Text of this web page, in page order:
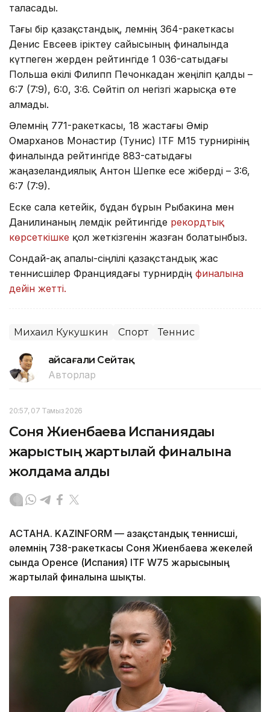
таласады.
Тағы бір қазақстандық, әлемнің 364-ракеткасы
Денис Евсеев іріктеу сайысының финалында
күтпеген жерден рейтингіде 1 036-сатыдағы
Польша өкілі Филипп Печонкадан жеңіліп қалды –
6:7 (7:9), 6:0, 3:6. Сөйтіп ол негізгі жарысқа өте
алмады.
Әлемнің 771-ракеткасы, 18 жастағы Әмір
Омарханов Монастир (Тунис) ITF M15 турнирінің
финалында рейтингіде 883-сатыдағы
жаңазеландиялық Антон Шепке есе жіберді – 3:6,
6:7 (7:9).
Еске сала кетейік, бұдан бұрын Рыбакина мен
Данилинаның әлемдік рейтингіде рекордтық
көрсеткішке қол жеткізгенін жазған болатынбыз.
Сондай-ақ апалы-сіңлілі қазақстандық жас
теннисшілер Франциядағы турнирдің финалына
дейін жетті.
Михаил Кукушкин Спорт Теннис
Ғайсағали Сейтақ
Авторлар
20:57, 07 Тамыз 2026
Соня Жиенбаева Испаниядағы
жарыстың жартылай финалына
жолдама алды
АСТАНА. KAZINFORM — Қазақстандық теннисші,
әлемнің 738-ракеткасы Соня Жиенбаева жекелей
сында Оренсе (Испания) ITF W75 жарысының
жартылай финалына шықты.